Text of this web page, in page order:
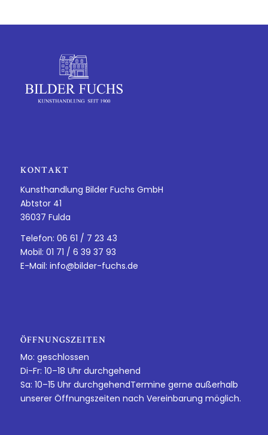
KONTAKT
Kunsthandlung Bilder Fuchs GmbH
Abtstor 41
36037 Fulda
Telefon: 06 61 / 7 23 43
Mobil: 01 71 / 6 39 37 93
E-Mail: info@bilder-fuchs.de
ÖFFNUNGSZEITEN
Mo: geschlossen
Di-Fr: 10–18 Uhr durchgehend
Sa: 10–15 Uhr durchgehendTermine gerne außerhalb
unserer Öffnungszeiten nach Vereinbarung möglich.